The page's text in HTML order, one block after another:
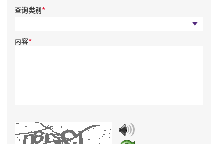
查询类别 *
内容*